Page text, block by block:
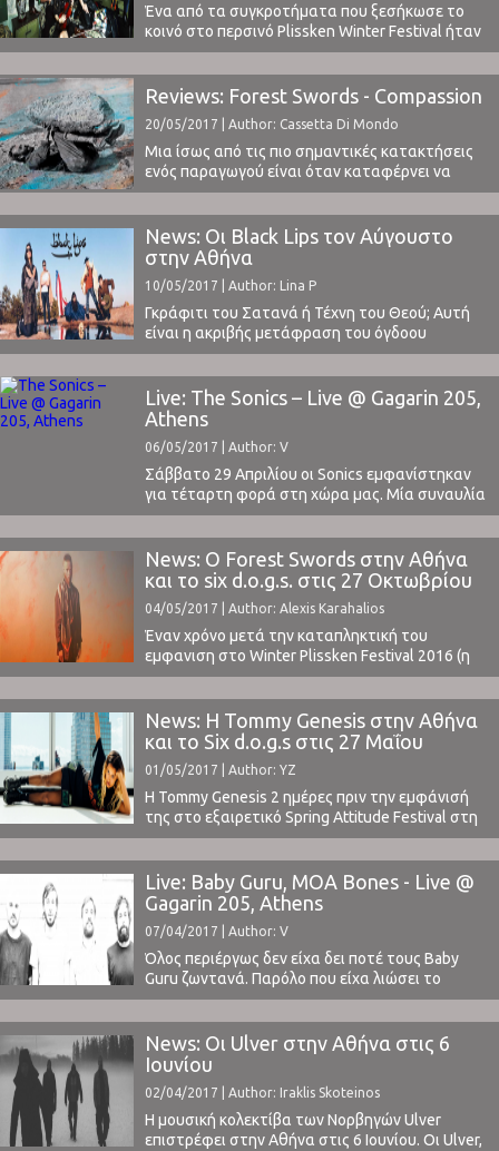
Ένα από τα συγκροτήματα που ξεσήκωσε το
κοινό στο περσινό Plissken Winter Festival ήταν
οι Γάλλοι La Femme (διαβάστε την κριτική μας
εδώ). Με ακόρεστη όρεξη στη σκηνή, έστησαν
το δικό τους πάρτι, κάνοντάς μας να χορεύουμε
ασταμάτητα. Δεν ήταν λίγοι αυτοί που
υποστήριξαν ότι το συγκρότημα
πραγματοποίησε την κορυφαία ...
Reviews: Forest Swords - Compassion
20/05/2017 | Author: Cassetta Di Mondo
Μια ίσως από τις πιο σημαντικές κατακτήσεις
ενός παραγωγού είναι όταν καταφέρνει να
δημιουργήσει ένα ηχητικό στίγμα, μια δυνατή
μουσική σφραγίδα που του δίνει το δικαίωμα
εκτός από το να κερδίσει μια, κάποια
αναγνωρισιμότητα, να εγκατασταθεί στο
μουσικό στερέωμα και να χτίσει πάνω της. Ο
Matthew Barnes επέλεξε, ως ανερχόμενο ...
News: Οι Black Lips τον Αύγουστο
στην Αθήνα
10/05/2017 | Author: Lina P
Γκράφιτι του Σατανά ή Τέχνη του Θεού; Αυτή
είναι η ακριβής μετάφραση του όγδοου
άλμπουμ των Black Lips που κυκλοφόρησε τις
πρώτες μέρες του Μαΐου 2017. Δεν έχουμε
προλάβει ακόμη να «μελετήσουμε» το
"Satan's Graffiti or God’s Art?" των Black Lips,
σύνθεση αλλά και στη συμβολή του Sean
Lennon, που ...
Live: The Sonics – Live @ Gagarin 205,
Athens
06/05/2017 | Author: V
Σάββατο 29 Απριλίου οι Sonics εμφανίστηκαν
για τέταρτη φορά στη χώρα μας. Μία συναυλία
που προσωπικά περίμενα με μεγάλη
ανυπομονησία από την πρώτη στιγμή της
ανακοίνωσής της.Θυμάμαι ακόμα τις τρεις
προηγούμενες φορές στο Gagarin 205 που
αποφάσισα να μην παρευρεθώ. Σε μία
κατάσταση άρνησης για το πιθανό θέαμα μιας
μπάντας ...
News: Ο Forest Swords στην Αθήνα
και το six d.o.g.s. στις 27 Οκτωβρίου
04/05/2017 | Author: Alexis Karahalios
Έναν χρόνο μετά την καταπληκτική του
εμφανιση στο Winter Plissken Festival 2016 (η
κριτική μας εδώ), o Forest Swords επιστρέφει
στην Αθήνα για ακόμα ένα μυσταγωγικό live,
στις 27 Οκτωβρίου, στη σκηνή του six d.o.g.s.Ο
ραγδαία ανερχόμενος παραγωγός από το
Liverpool, κυκλοφόρησε πριν από λίγους μήνες
το εκπληκτικό νέο άλμπουμ ...
News: Η Tommy Genesis στην Αθήνα
και το Six d.o.g.s στις 27 Μαΐου
01/05/2017 | Author: YZ
Η Tommy Genesis 2 ημέρες πριν την εμφάνισή
της στο εξαιρετικό Spring Attitude Festival στη
Ρώμη θα βρεθεί στην Αθήνα και το Six d.o.g.s
στις 27 Μαΐου.Η ανερχόμενη Καναδή από το
Βανκούβερ έχει εισαγει ένα δικό της ξεχωριστό
hip hop στυλ το οποίο η ίδια
αποκαλεί φετιχιστικό.Διαβάστε την αναλυτική
ανακοίνωση της ...
Live: Baby Guru, MOA Bones - Live @
Gagarin 205, Athens
07/04/2017 | Author: V
Όλος περιέργως δεν είχα δει ποτέ τους Baby
Guru ζωντανά. Παρόλο που είχα λιώσει το
Marginalia λίγα χρόνια πριν. Παρόλο που έλεγα
“αυτή τη φορά δεν τους χάνω”, όποτε έκαναν
κάποιο live.Την Πέμπτη όμως 30 Μαρτίου
ήμασταν στο Gagarin.Ο βασικότερος λόγος;Η
δουλειά ...
News: Οι Ulver στην Αθήνα στις 6
Ιουνίου
02/04/2017 | Author: Iraklis Skoteinos
Η μουσική κολεκτίβα των Νορβηγών Ulver
επιστρέφει στην Αθήνα στις 6 Ιουνίου. Οι Ulver,